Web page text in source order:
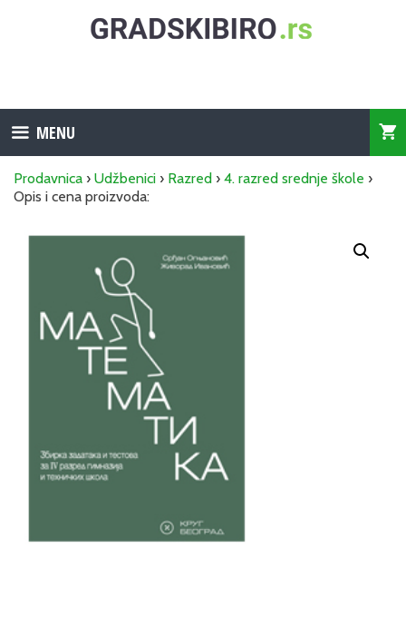
MENU
Prodavnica › Udžbenici › Razred › 4. razred srednje škole ›
Opis i cena proizvoda: